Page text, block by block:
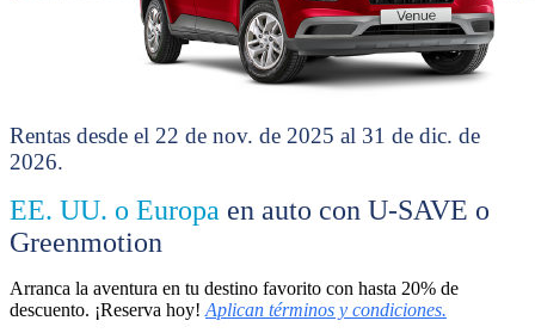
Rentas desde el 22 de nov. de 2025 al 31 de dic. de
2026.
EE. UU. o Europa en auto con U-SAVE o
Greenmotion
Arranca la aventura en tu destino favorito con hasta 20% de
descuento. ¡Reserva hoy!Aplican términos y condiciones.